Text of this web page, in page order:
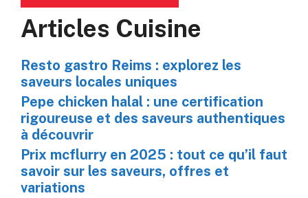
Articles Cuisine
Resto gastro Reims : explorez les
saveurs locales uniques
Pepe chicken halal : une certification
rigoureuse et des saveurs authentiques
à découvrir
Prix mcflurry en 2025 : tout ce qu’il faut
savoir sur les saveurs, offres et
variations